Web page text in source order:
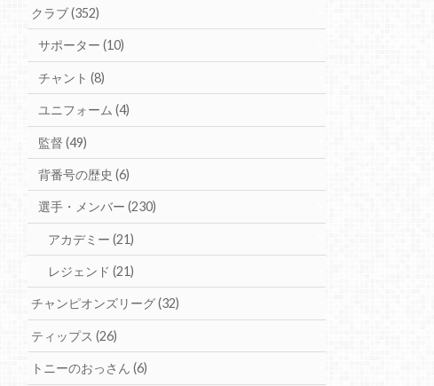
クラブ(352)
サポーター (10)
チャント (8)
ユニフォーム (4)
監督 (49)
背番号の歴史 (6)
選手・メンバー (230)
アカデミー(21)
レジェンド(21)
チャンピオンズリーグ(32)
ティップス(26)
トニーのおっさん(6)